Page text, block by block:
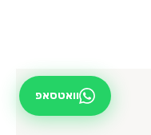
וואטסאפ